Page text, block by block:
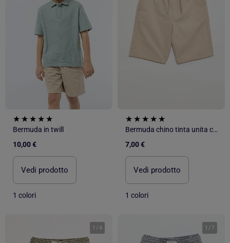
Bermuda in twill
10,00 €
Vedi prodotto
1 colori
Bermuda chino tinta unita con lacci
7,00 €
Vedi prodotto
1 colori
1 /4 1 / 7